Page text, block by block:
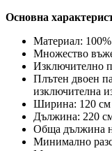
Основна
Материал:
Множество
Изключително
Плътен двоен
изключителна
Ширина: 120 см
Дължина: 220
Обща дължина
Минимално